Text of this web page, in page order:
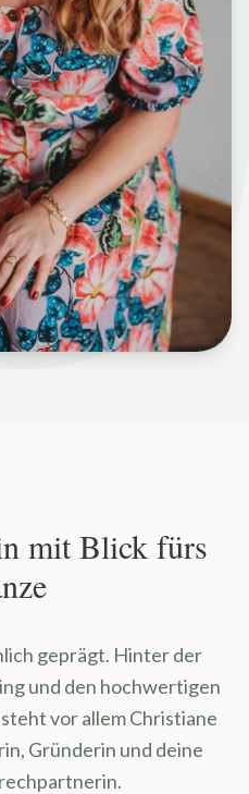
mit Blick fürs
geprägt. Hinter der
und den hochwertigen
vor allem Christiane
Gründerin und deine